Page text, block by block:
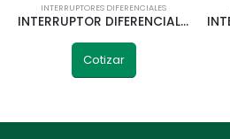
INTERRUPTORES DIFERENCIALES
INTERRUPTOR DIFERENCIAL 2P 40A 30MA STECK
Cotizar